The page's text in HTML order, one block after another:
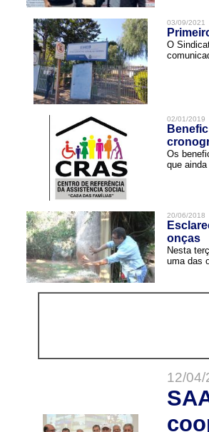
03/09/2021
O
02/01/2019
Os
que
20/06/2018
onças
Nesta
uma das
12/